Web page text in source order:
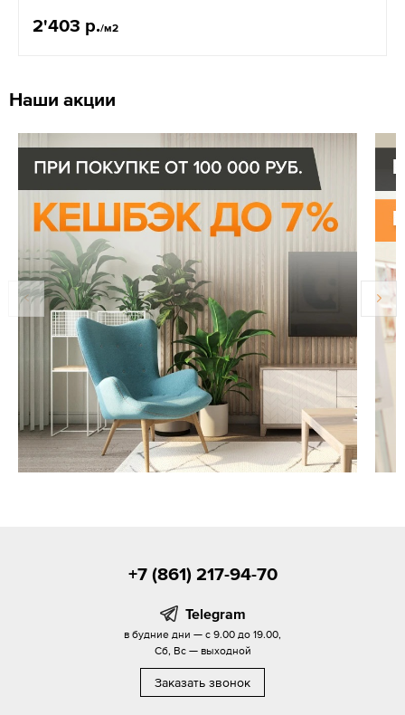
2'403 р./м2
Наши акции
+7 (861) 217-94-70
Telegram
в будние дни — с 9.00 до 19.00,
Сб, Вс — выходной
Заказать звонок